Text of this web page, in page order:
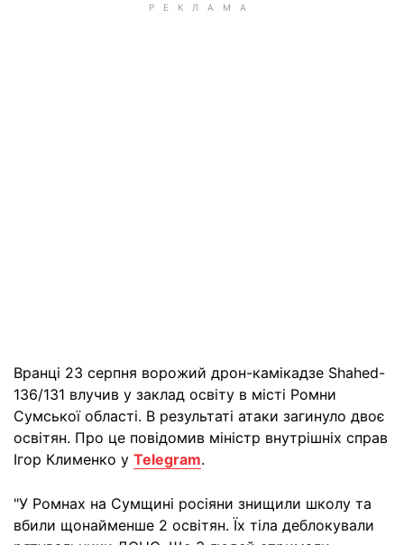
Вранці 23 серпня ворожий дрон-камікадзе Shahed-
136/131 влучив у заклад освіту в місті Ромни
Сумської області. В результаті атаки загинуло двоє
освітян. Про це повідомив міністр внутрішніх справ
Ігор Клименко у Telegram.
"У Ромнах на Сумщині росіяни знищили школу та
вбили щонайменше 2 освітян. Їх тіла деблокували